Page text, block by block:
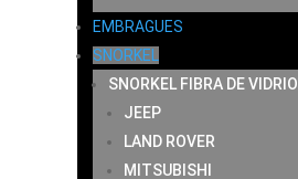
EMBRAGUES
SNORKEL
SNORKEL FIBRA DE VIDRIO
JEEP
LAND ROVER
MITSUBISHI